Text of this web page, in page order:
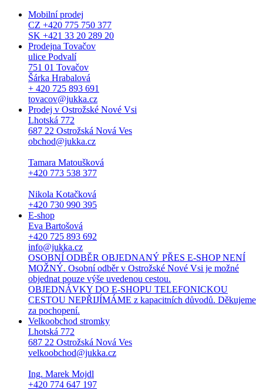
Mobilní prodej
CZ +420 775 750 377
SK +421 33 20 289 20
Prodejna Tovačov
ulice Podvalí
751 01 Tovačov
Šárka Hrabalová
+ 420 725 893 691
tovacov@jukka.cz
Prodej v Ostrožské Nové Vsi
Lhotská 772
687 22 Ostrožská Nová Ves
obchod@jukka.cz
Tamara Matoušková
+420 773 538 377
Nikola Kotačková
+420 730 990 395
E-shop
Eva Bartošová
+420 725 893 692
info@jukka.cz
OSOBNÍ ODBĚR OBJEDNANÝ PŘES E-SHOP NENÍ
MOŽNÝ. Osobní odběr v Ostrožské Nové Vsi je možné
objednat pouze výše uvedenou cestou.
OBJEDNÁVKY DO E-SHOPU TELEFONICKOU
CESTOU NEPŘIJÍMÁME z kapacitních důvodů. Děkujeme
za pochopení.
Velkoobchod stromky
Lhotská 772
687 22 Ostrožská Nová Ves
velkoobchod@jukka.cz
Ing. Marek Mojdl
+420 774 647 197